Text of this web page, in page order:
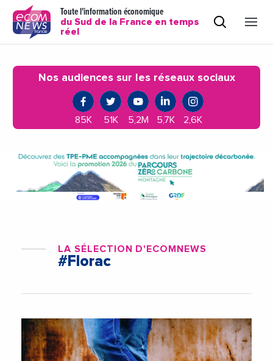
Toute l'information économique
du Sud de la France en temps
réel
Nos audiences sur les réseaux sociaux
85K 51K 5,2M 5,7K 2,6K
LA SÉLECTION D'ECOMNEWS
#Florac